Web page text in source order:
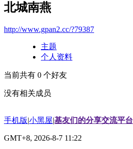
北城南燕
http://www.gpan2.cc/?79387
主题
个人资料
当前共有 0 个好友
没有相关成员
手机版|小黑屋|基友们的分享交流平台
GMT+8, 2026-8-7 11:22